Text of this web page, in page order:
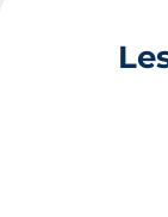
métro
accessible
Aussi, la